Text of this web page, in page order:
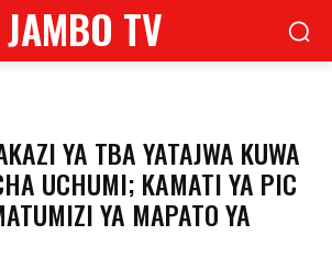
JAMBO TV
YA TBA YATAJWA KUWA
UCHUMI; KAMATI YA PIC
YA MAPATO YA